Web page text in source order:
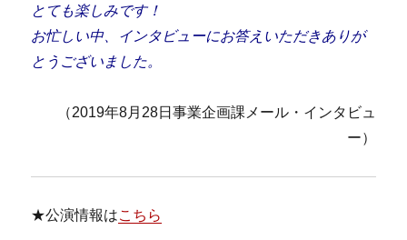
とても楽しみです！
お忙しい中、インタビューにお答えいただきありが
とうございました。
（2019年8月28日事業企画課メール・インタビュ
ー）
★公演情報はこちら